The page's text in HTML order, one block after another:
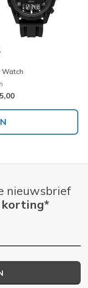
Watch
nieuwsbrief
korting*